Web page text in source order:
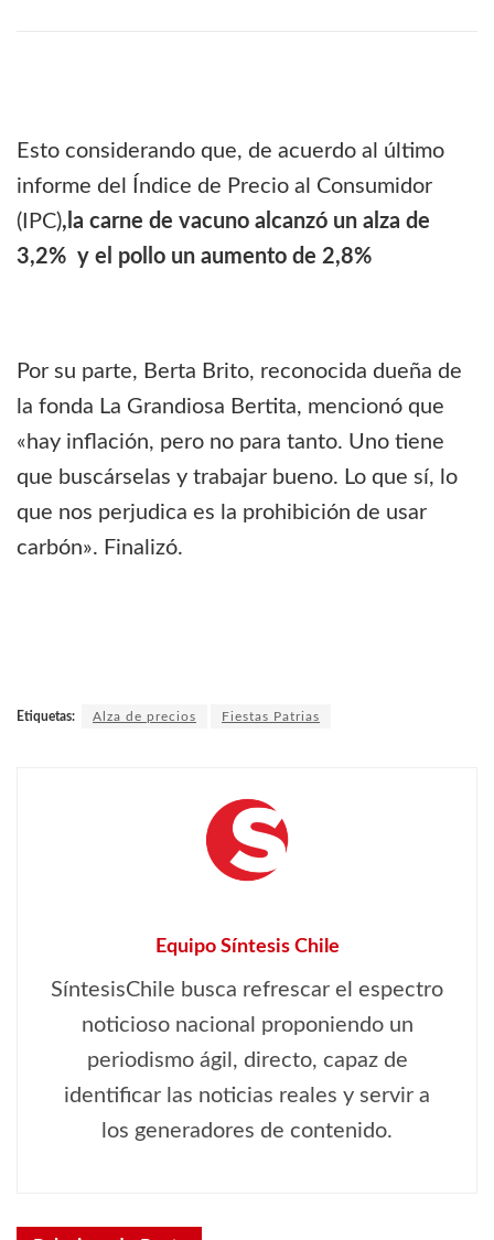
Esto considerando que, de acuerdo al último
informe del Índice de Precio al Consumidor
(IPC),la carne de vacuno alcanzó un alza de
3,2% y el pollo un aumento de 2,8%
Por su parte, Berta Brito, reconocida dueña de
la fonda La Grandiosa Bertita, mencionó que
«hay inflación, pero no para tanto. Uno tiene
que buscárselas y trabajar bueno. Lo que sí, lo
que nos perjudica es la prohibición de usar
carbón». Finalizó.
Etiquetas: Alza de precios Fiestas Patrias
Equipo Síntesis Chile
SíntesisChile busca refrescar el espectro
noticioso nacional proponiendo un
periodismo ágil, directo, capaz de
identificar las noticias reales y servir a
los generadores de contenido.